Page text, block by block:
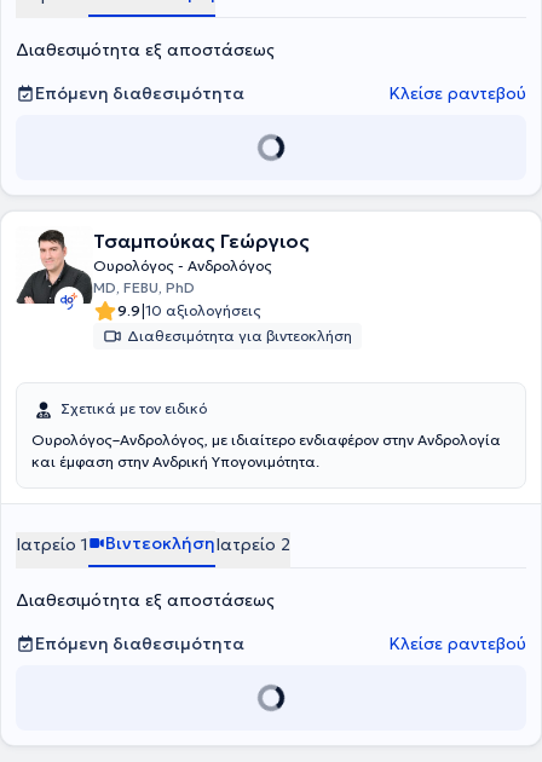
Διαθεσιμότητα εξ αποστάσεως
Επόμενη διαθεσιμότητα
Κλείσε ραντεβού
Τσαμπούκας Γεώργιος
Ουρολόγος - Ανδρολόγος
MD, FEBU, PhD
9.9|10 αξιολογήσεις
Διαθεσιμότητα για βιντεοκλήση
Σχετικά με τον ειδικό
Ουρολόγος–Ανδρολόγος, με ιδιαίτερο ενδιαφέρον στην Ανδρολογία
και έμφαση στην Ανδρική Υπογονιμότητα.
Ιατρείο 1 ΒιντεοκλήσηΙατρείο 2
Διαθεσιμότητα εξ αποστάσεως
Επόμενη διαθεσιμότητα
Κλείσε ραντεβού